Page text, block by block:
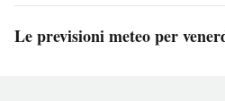
Le previsioni meteo per